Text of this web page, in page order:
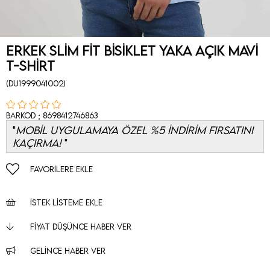
Erkek Slim Fit Bisiklet Yaka Açık Mavi
T-Shirt
(DU1999041002)
Barkod : 8698412746863
MOBİL UYGULAMAYA ÖZEL %5 İNDİRİM FIRSATINI
KAÇIRMA!
FAVORILERE EKLE
İSTEK LISTEME EKLE
FIYAT DÜŞÜNCE HABER VER
GELINCE HABER VER